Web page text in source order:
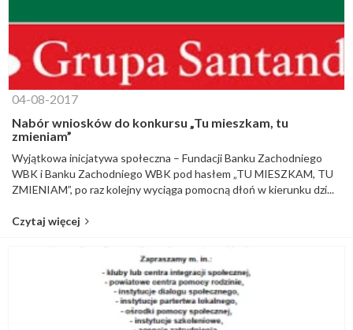
04-08-2017
Nabór wniosków do konkursu „Tu mieszkam, tu
zmieniam”
Wyjątkowa inicjatywa społeczna – Fundacji Banku Zachodniego
WBK i Banku Zachodniego WBK pod hasłem „TU MIESZKAM, TU
ZMIENIAM”, po raz kolejny wyciąga pomocną dłoń w kierunku dzi...
Czytaj więcej